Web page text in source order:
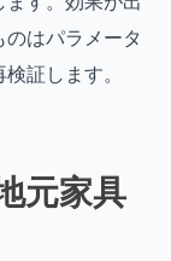
はパラメータ
証します。
元家具